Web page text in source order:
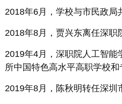
2018年6月，学校与市民政局
2018年8月，贾兴东离任深职
2019年4月，深职院人工智
所中国特色高水平高职学校
2019年8月，陈秋明转任深圳